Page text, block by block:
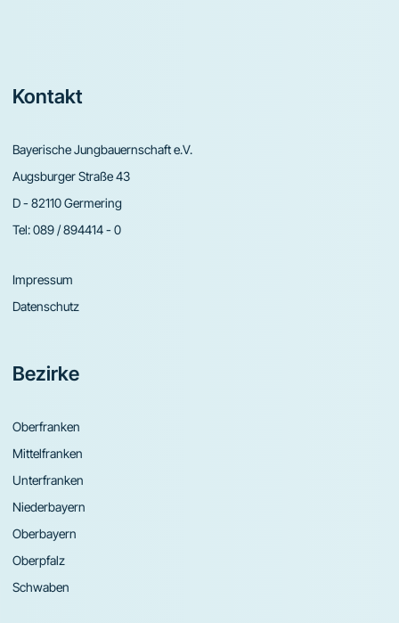
Footer
Kontakt
Bayerische Jungbauernschaft e.V.
Augsburger Straße 43
D - 82110 Germering
Tel:089 / 894414 - 0
Impressum
Datenschutz
Bezirke
Oberfranken
Mittelfranken
Unterfranken
Niederbayern
Oberbayern
Oberpfalz
Schwaben